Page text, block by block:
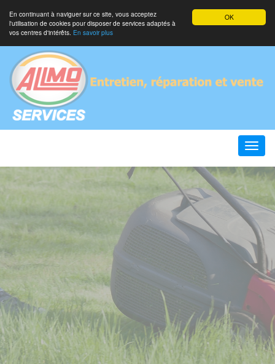
OK
En continuant à naviguer sur ce site, vous acceptez
l'utilisation de cookies pour disposer de services adaptés à
vos centres d'intérêts. En savoir plus
Toggle